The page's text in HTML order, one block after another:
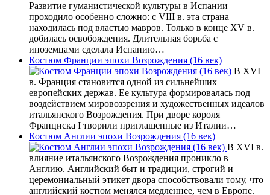
Развитие гуманистической культуры в Испании
проходило особенно сложно: с VIII в. эта страна
находилась под властью мавров. Только в конце XV в.
добилась освобождения. Длительная борьба с
иноземцами сделала Испанию…
Костюм Франции эпохи Возрождения (16 век)
В XVI
в. Франция становится одной из сильнейших
европейских держав. Ее культура формировалась под
воздействием мировоззрения и художественных идеалов
итальянского Возрождения. При дворе короля
Франциска I творили приглашенные из Италии…
Костюм Англии эпохи Возрождения (16 век)
В XVI в.
влияние итальянского Возрождения проникло в
Англию. Английский быт и традиции, строгий и
церемониальный этикет двора способствовали тому, что
английский костюм менялся медленнее, чем в Европе.